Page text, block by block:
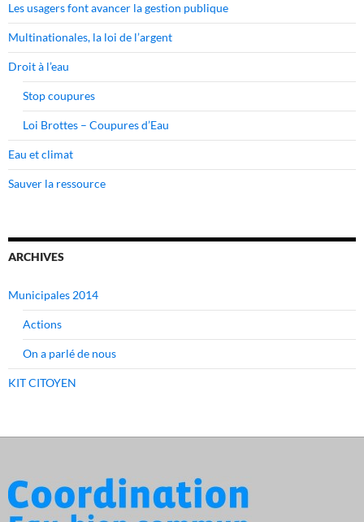
Les usagers font avancer la gestion publique
Multinationales, la loi de l’argent
Droit à l’eau
Stop coupures
Loi Brottes – Coupures d’Eau
Eau et climat
Sauver la ressource
ARCHIVES
Municipales 2014
Actions
On a parlé de nous
KIT CITOYEN